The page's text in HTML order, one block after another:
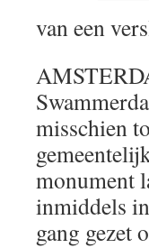
van een
misschien
monument
inmiddels in
gang gezet